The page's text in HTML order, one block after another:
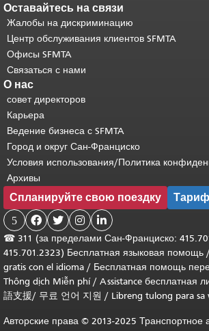
Оставайтесь на связи
Жалобы на дискриминацию
Центр обслуживания клиентов SFMTA
Офисы SFMTA
Связаться с нами
О нас
совет директоров
Карьера
Ведение бизнеса с SFMTA
Город и округ Сан-Франциско
Условия использования/Политика
Архивы
Спланируйте свою поездку
5    
☎ 311 (за пределами Сан-Франциско:
415.701.2323) Бесплатная языковая помощь
gratis con el idioma / Бесплатная помощь
Thông dịch Miễn phí/ Assistance бесплатная
語支援/ 무료 언어 지원 / Libreng tulong para sa
Авторские права © 2013-2025 Транспортное